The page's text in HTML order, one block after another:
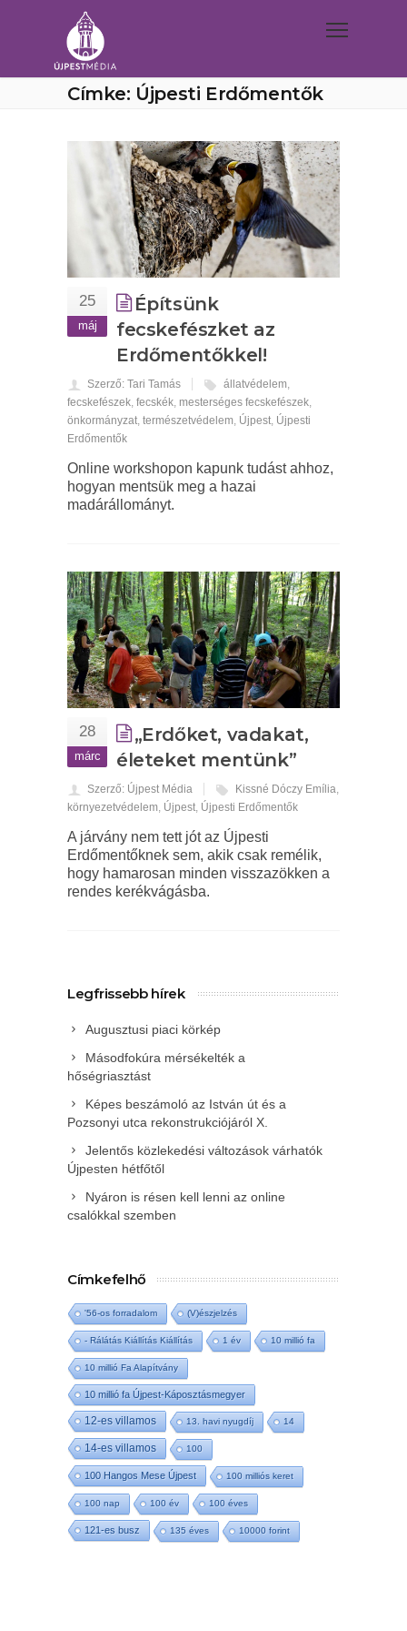
Címke: Újpesti Erdőmentők
25
máj
Építsünk
fecskefészket az
Erdőmentőkkel!
Szerző: Tari Tamás állatvédelem,
fecskefészek, fecskék, mesterséges fecskefészek,
önkormányzat, természetvédelem, Újpest, Újpesti
Erdőmentők
Online workshopon kapunk tudást ahhoz,
hogyan mentsük meg a hazai
madárállományt.
28
márc
„Erdőket, vadakat,
életeket mentünk”
Szerző: Újpest Média Kissné Dóczy Emília,
környezetvédelem, Újpest, Újpesti Erdőmentők
A járvány nem tett jót az Újpesti
Erdőmentőknek sem, akik csak remélik,
hogy hamarosan minden visszazökken a
rendes kerékvágásba.
Legfrissebb hírek
Augusztusi piaci körkép
Másodfokúra mérsékelték a
hőségriasztást
Képes beszámoló az István út és a
Pozsonyi utca rekonstrukciójáról X.
Jelentős közlekedési változások várhatók
Újpesten hétfőtől
Nyáron is résen kell lenni az online
csalókkal szemben
Címkefelhő
'56-os forradalom (V)észjelzés
- Rálátás Kiállítás Kiállítás 1 év 10 millió fa
10 millió Fa Alapítvány
10 millió fa Újpest-Káposztásmegyer
12-es villamos 13. havi nyugdíj 14
14-es villamos 100
100 Hangos Mese Újpest 100 milliós keret
100 nap 100 év 100 éves
121-es busz 135 éves 10000 forint